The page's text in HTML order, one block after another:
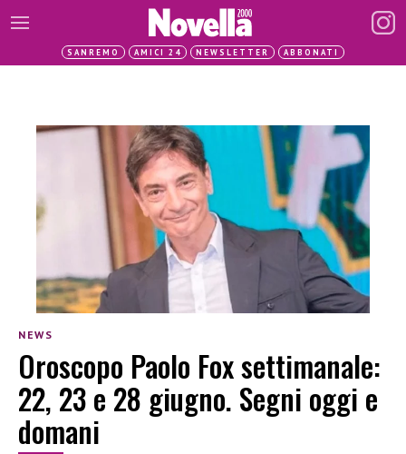
SANREMO AMICI 24 NEWSLETTER ABBONATI
NEWS
Oroscopo Paolo Fox settimanale:
22, 23 e 28 giugno. Segni oggi e
domani